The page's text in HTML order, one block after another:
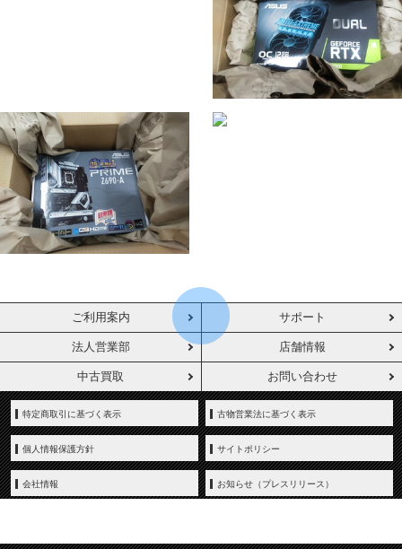
ご利用案内 サポート
法人営業部 店舗情報
中古買取 お問い合わせ
特定商取引に基づく表示 古物営業法に基づく表示
個人情報保護方針 サイトポリシー
会社情報 お知らせ（プレスリリース）